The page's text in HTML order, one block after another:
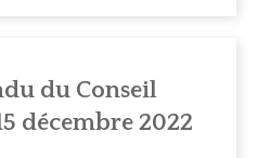
du Conseil
décembre 2022